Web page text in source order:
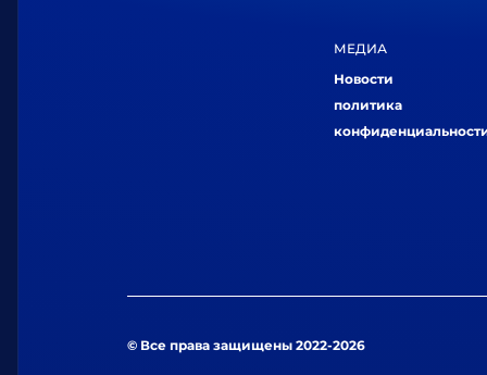
МЕДИА
Новости
политика
© Все права защищены 2022-2026